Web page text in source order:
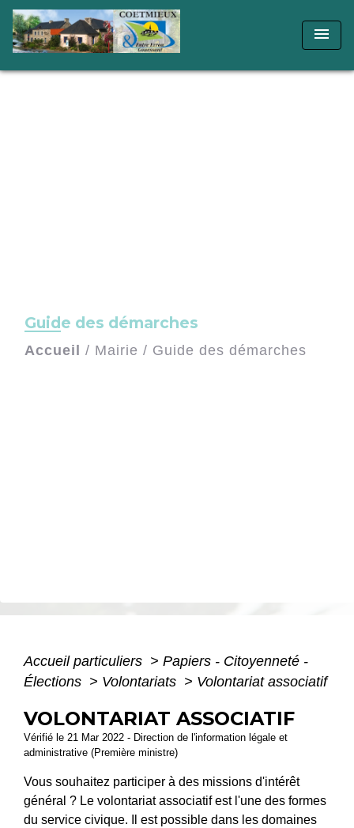
menu
Guide des démarches
Accueil / Mairie / Guide des démarches
Accueil particuliers > Papiers - Citoyenneté -
Élections > Volontariats > Volontariat associatif
VOLONTARIAT ASSOCIATIF
Vérifié le 21 Mar 2022 - Direction de l'information légale et
administrative (Première ministre)
Vous souhaitez participer à des missions d'intérêt
général ? Le volontariat associatif est l'une des formes
du service civique. Il est possible dans les domaines